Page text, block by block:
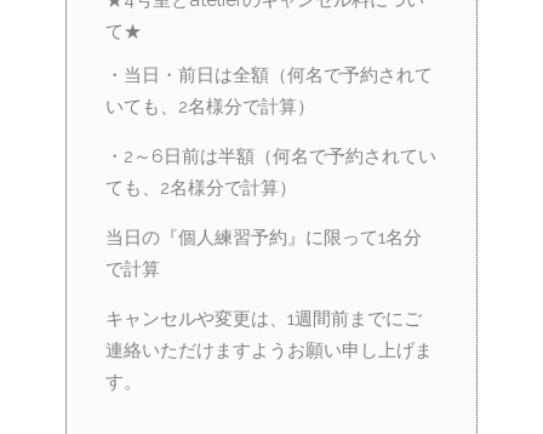
て★
・当日・前日は全額（何名で予約されて
いても、2名様分で計算）
・2～6日前は半額（何名で予約されてい
ても、2名様分で計算）
当日の『個人練習予約』に限って1名分
で計算
キャンセルや変更は、1週間前までにご
連絡いただけますようお願い申し上げま
す。